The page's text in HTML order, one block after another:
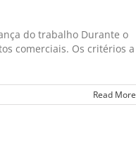
do trabalho Durante o
comerciais. Os critérios a
Read More